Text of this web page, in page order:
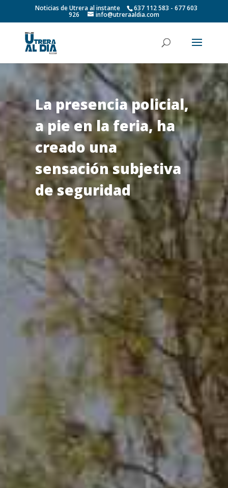
Noticias de Utrera al instante 637 112 583 - 677 603
926 info@utreraaldia.com
La presencia policial,
a pie en la feria, ha
creado una
sensación subjetiva
de seguridad